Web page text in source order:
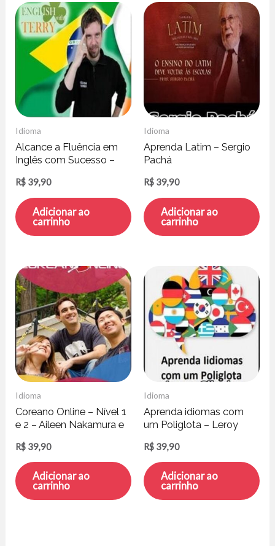
Idioma
Alcance a Fluência em
Inglês com Sucesso –
R$ 39,90
Adicionar ao
carrinho
Idioma
Aprenda Latim – Sergio
Pachá
R$ 39,90
Adicionar ao
carrinho
Idioma
Coreano Online – Nível 1
e 2 – Aileen Nakamura e
R$ 39,90
Adicionar ao
carrinho
Idioma
Aprenda idiomas com
um Poliglota – Leroy
R$ 39,90
Adicionar ao
carrinho